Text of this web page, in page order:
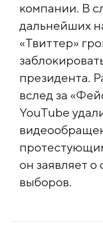
компании. В
дальнейших
«Твиттер»
президента.
вслед за
YouTube
он заявляет
выборов.